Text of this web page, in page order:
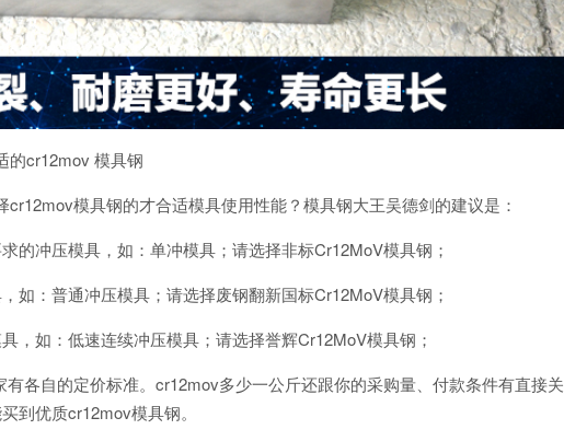
的cr12mov 模具钢
模具钢的才合适模具使用性能？模具钢大王吴德剑的建议是：
的冲压模具，如：单冲模具；请选择非标Cr12MoV模具钢；
如：普通冲压模具；请选择废钢翻新国标Cr12MoV模具钢；
，如：低速连续冲压模具；请选择誉辉Cr12MoV模具钢；
各自的定价标准。cr12mov多少一公斤还跟你的采购量、付款条件有直接关
到优质cr12mov模具钢。